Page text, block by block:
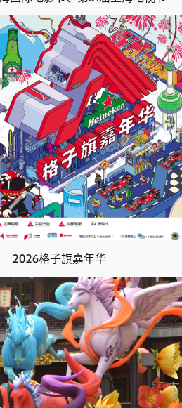
2026格子旗嘉年华